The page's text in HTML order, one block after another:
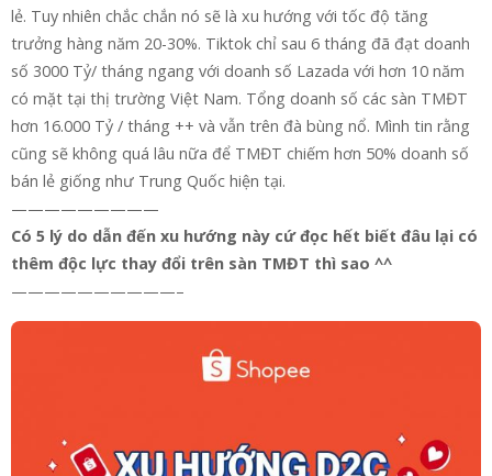
lẻ. Tuy nhiên chắc chắn nó sẽ là xu hướng với tốc độ tăng
trưởng hàng năm 20-30%. Tiktok chỉ sau 6 tháng đã đạt doanh
số 3000 Tỷ/ tháng ngang với doanh số Lazada với hơn 10 năm
có mặt tại thị trường Việt Nam. Tổng doanh số các sàn TMĐT
hơn 16.000 Tỷ / tháng ++ và vẫn trên đà bùng nổ. Mình tin rằng
cũng sẽ không quá lâu nữa để TMĐT chiếm hơn 50% doanh số
bán lẻ giống như Trung Quốc hiện tại.
—————————
Có 5 lý do dẫn đến xu hướng này cứ đọc hết biết đâu lại có
thêm độc lực thay đổi trên sàn TMĐT thì sao ^^
——————————–